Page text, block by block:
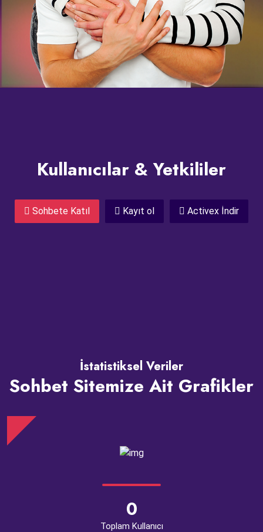
Kullanıcılar & Yetkililer
Sohbete Katıl Kayıt ol Activex İndir
İstatistiksel Veriler
Sohbet Sitemize Ait Grafikler
0
Toplam Kullanıcı